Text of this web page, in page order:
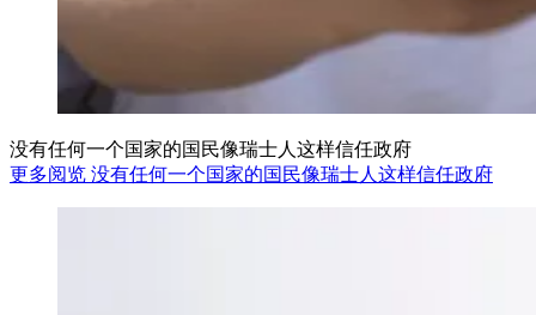
没有任何一个国家的国民像瑞士人这样信任政府
更多阅览 没有任何一个国家的国民像瑞士人这样信任政府